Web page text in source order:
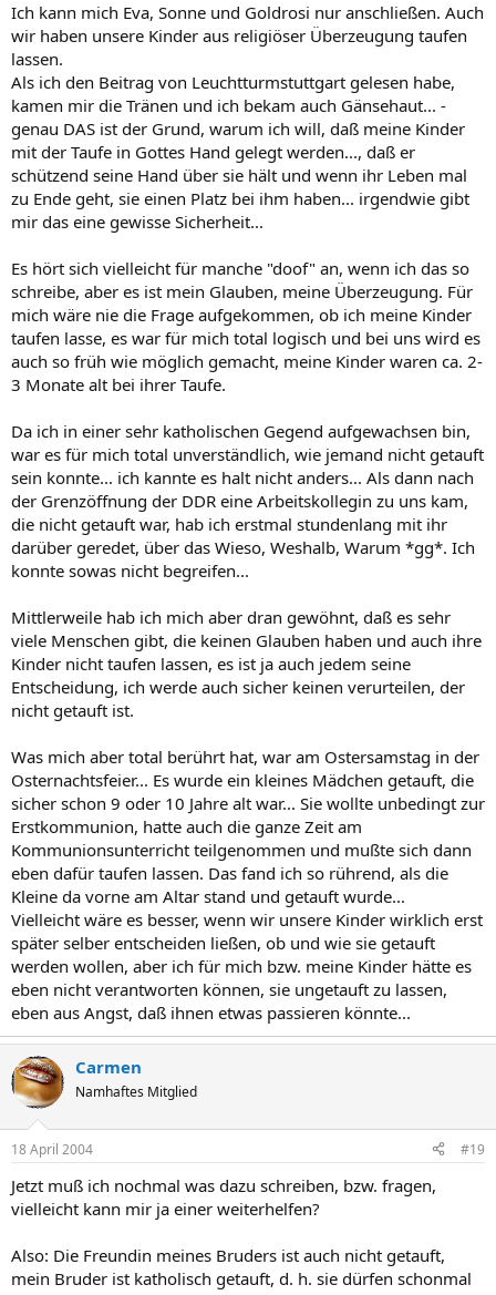
Ich kann mich Eva, Sonne und Goldrosi nur anschließen. Auch
wir haben unsere Kinder aus religiöser Überzeugung taufen
lassen.
Als ich den Beitrag von Leuchtturmstuttgart gelesen habe,
kamen mir die Tränen und ich bekam auch Gänsehaut... -
genau DAS ist der Grund, warum ich will, daß meine Kinder
mit der Taufe in Gottes Hand gelegt werden..., daß er
schützend seine Hand über sie hält und wenn ihr Leben mal
zu Ende geht, sie einen Platz bei ihm haben... irgendwie gibt
mir das eine gewisse Sicherheit...
Es hört sich vielleicht für manche "doof" an, wenn ich das so
schreibe, aber es ist mein Glauben, meine Überzeugung. Für
mich wäre nie die Frage aufgekommen, ob ich meine Kinder
taufen lasse, es war für mich total logisch und bei uns wird es
auch so früh wie möglich gemacht, meine Kinder waren ca. 2-
3 Monate alt bei ihrer Taufe.
Da ich in einer sehr katholischen Gegend aufgewachsen bin,
war es für mich total unverständlich, wie jemand nicht getauft
sein konnte... ich kannte es halt nicht anders... Als dann nach
der Grenzöffnung der DDR eine Arbeitskollegin zu uns kam,
die nicht getauft war, hab ich erstmal stundenlang mit ihr
darüber geredet, über das Wieso, Weshalb, Warum *gg*. Ich
konnte sowas nicht begreifen...
Mittlerweile hab ich mich aber dran gewöhnt, daß es sehr
viele Menschen gibt, die keinen Glauben haben und auch ihre
Kinder nicht taufen lassen, es ist ja auch jedem seine
Entscheidung, ich werde auch sicher keinen verurteilen, der
nicht getauft ist.
Was mich aber total berührt hat, war am Ostersamstag in der
Osternachtsfeier... Es wurde ein kleines Mädchen getauft, die
sicher schon 9 oder 10 Jahre alt war... Sie wollte unbedingt zur
Erstkommunion, hatte auch die ganze Zeit am
Kommunionsunterricht teilgenommen und mußte sich dann
eben dafür taufen lassen. Das fand ich so rührend, als die
Kleine da vorne am Altar stand und getauft wurde...
Vielleicht wäre es besser, wenn wir unsere Kinder wirklich erst
später selber entscheiden ließen, ob und wie sie getauft
werden wollen, aber ich für mich bzw. meine Kinder hätte es
eben nicht verantworten können, sie ungetauft zu lassen,
eben aus Angst, daß ihnen etwas passieren könnte...
Carmen
Namhaftes Mitglied
18 April 2004 #19
Jetzt muß ich nochmal was dazu schreiben, bzw. fragen,
vielleicht kann mir ja einer weiterhelfen?
Also: Die Freundin meines Bruders ist auch nicht getauft,
mein Bruder ist katholisch getauft, d. h. sie dürfen schonmal